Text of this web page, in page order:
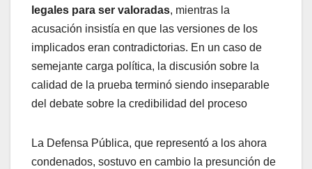
legales para ser valoradas, mientras la
acusación insistía en que las versiones de los
implicados eran contradictorias. En un caso de
semejante carga política, la discusión sobre la
calidad de la prueba terminó siendo inseparable
del debate sobre la credibilidad del proceso
La Defensa Pública, que representó a los ahora
condenados, sostuvo en cambio la presunción de